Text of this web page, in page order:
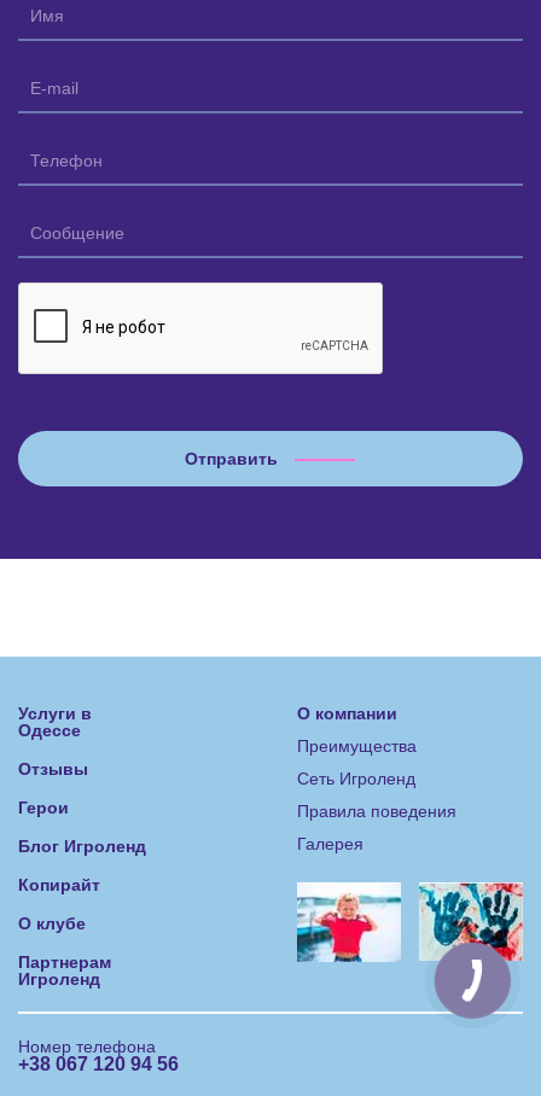
Услуги в
Одессе
Отзывы
Герои
Блог Игроленд
Копирайт
О клубе
Партнерам
Игроленд
О компании
Преимущества
Сеть Игроленд
Правила поведения
Галерея
Номер телефона
+38 067 120 94 56